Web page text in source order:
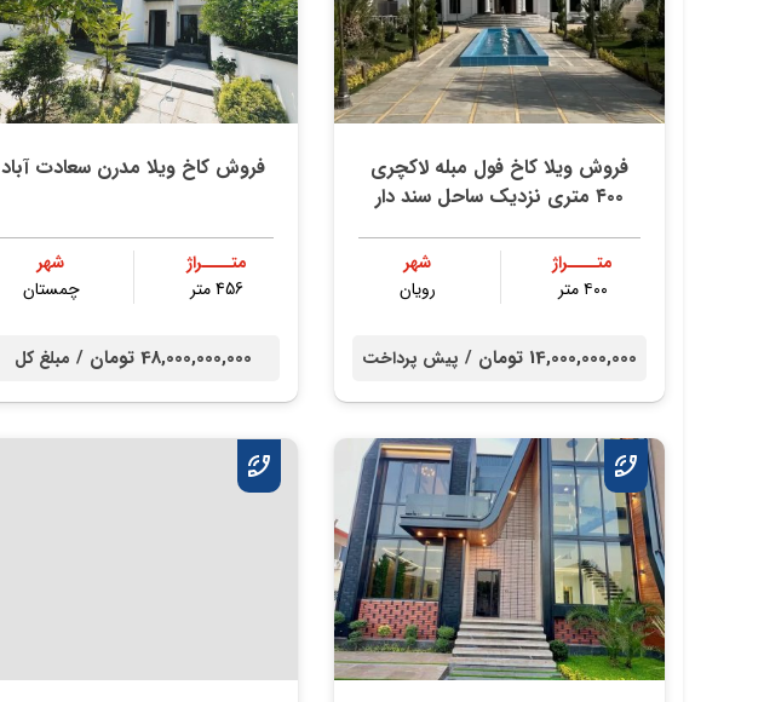
فروش ویلا کاخ فول مبله لاکچری
۴۰۰ متری نزدیک ساحل سند دار
متــــراژ
۴۰۰ متر
شهر
رویان
14,000,000,000 تومان / پیش پرداخت
فروش کاخ ویلا مدرن سعادت آباد
متــــراژ
456 متر
شهر
چمستان
48,000,000,000 تومان / مبلغ کل